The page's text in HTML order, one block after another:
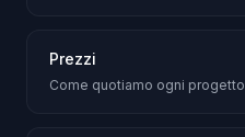
Prezzi
Come quotiamo ogni progetto